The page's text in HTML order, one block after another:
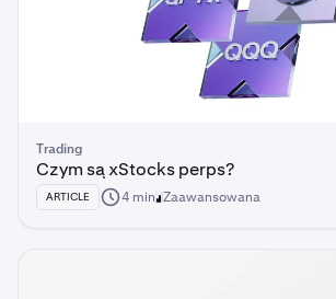
Trading
Czym są xStocks perps?
ARTICLE 4 min Zaawansowana